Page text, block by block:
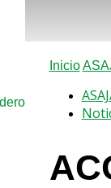
Inicio